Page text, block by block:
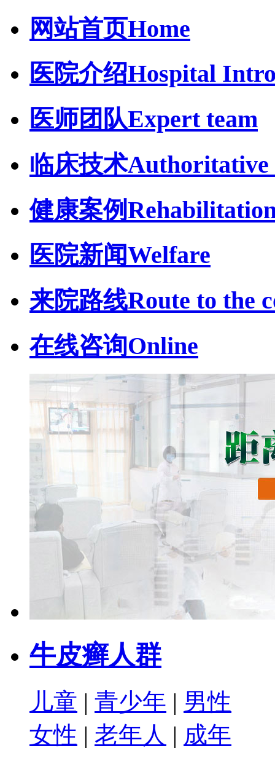
网站首页Home
医院介绍Hospital
医师团队Expert team
临床技术Authoritative
健康案例
医院新闻Welfare
来院路线Route to the
在线咨询Online
牛皮癣人群
儿童 | 青少年 | 男性
女性 | 老年人 | 成年